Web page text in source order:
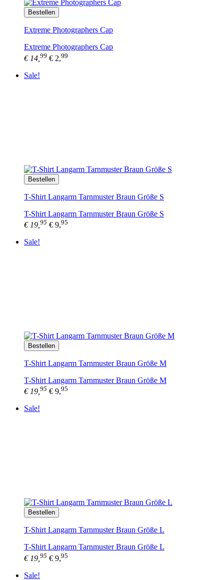
Bestellen
Extreme Photographers Cap
Extreme Photographers Cap
€ 14, 99 € 2,99
Sale!
Bestellen
T-Shirt Langarm Tarnmuster Braun Größe S
T-Shirt Langarm Tarnmuster Braun Größe S
€ 19, 95 € 9,95
Sale!
Bestellen
T-Shirt Langarm Tarnmuster Braun Größe M
T-Shirt Langarm Tarnmuster Braun Größe M
€ 19, 95 € 9,95
Sale!
Bestellen
T-Shirt Langarm Tarnmuster Braun Größe L
T-Shirt Langarm Tarnmuster Braun Größe L
€ 19, 95 € 9,95
Sale!